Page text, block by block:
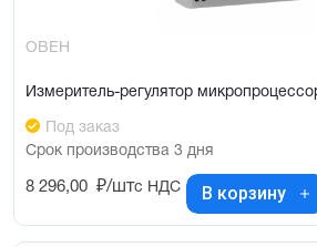
ОВЕН
Измеритель-регулятор
Под заказ
Срок производства 3 дня
8 296,00 ₽/штс НДС В корзину